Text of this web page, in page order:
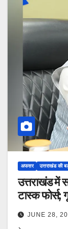
अफसर उत्तराखंड की
उत्तराखंड में
टास्क फोर्स;
JUNE 28,